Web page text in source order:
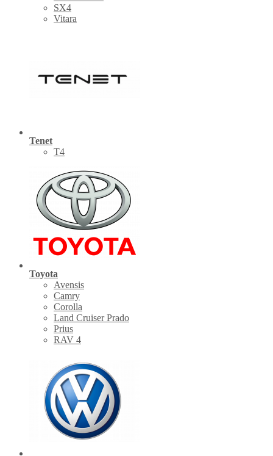
SX4
Vitara
Tenet
Т4
Toyota
Avensis
Camry
Corolla
Land Cruiser Prado
Prius
RAV 4